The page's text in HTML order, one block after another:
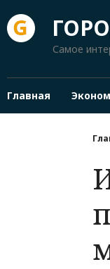
Самое
Главная